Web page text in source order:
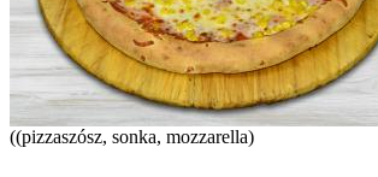
((pizzaszósz, sonka, mozzarella)